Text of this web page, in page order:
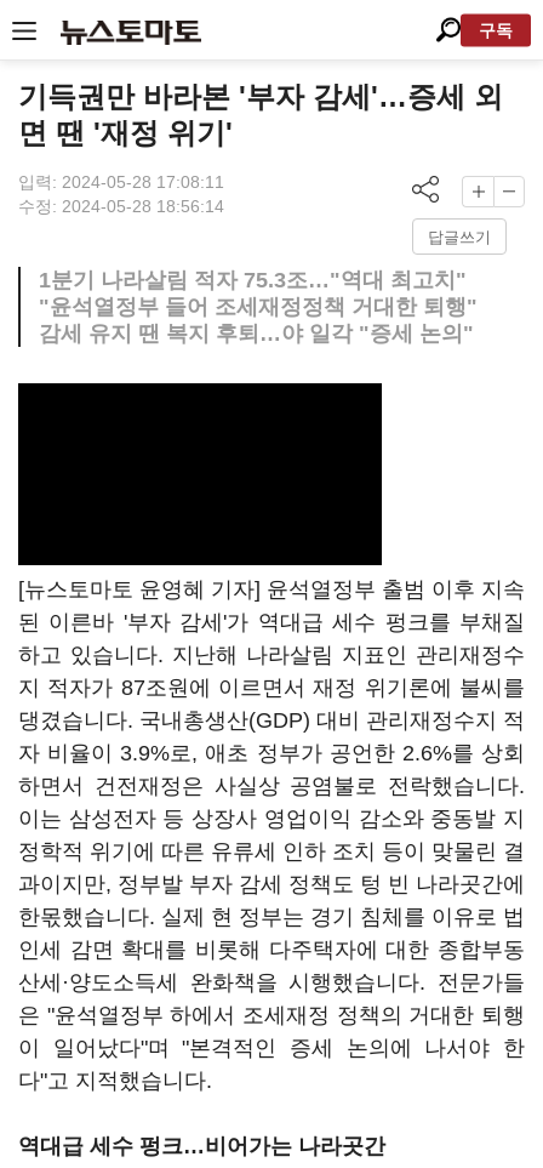
구독
기득권만 바라본 '부자 감세'…증세 외
면 땐 '재정 위기'
입력: 2024-05-28 17:08:11
수정: 2024-05-28 18:56:14
답글쓰기
1분기 나라살림 적자 75.3조…"역대 최고치"
"윤석열정부 들어 조세재정정책 거대한 퇴행"
감세 유지 땐 복지 후퇴…야 일각 "증세 논의"
[뉴스토마토 윤영혜 기자] 윤석열정부 출범 이후 지속
된 이른바 '부자 감세'가 역대급 세수 펑크를 부채질
하고 있습니다. 지난해 나라살림 지표인 관리재정수
지 적자가 87조원에 이르면서 재정 위기론에 불씨를
댕겼습니다. 국내총생산(GDP) 대비 관리재정수지 적
자 비율이 3.9%로, 애초 정부가 공언한 2.6%를 상회
하면서 건전재정은 사실상 공염불로 전락했습니다.
이는 삼성전자 등 상장사 영업이익 감소와 중동발 지
정학적 위기에 따른 유류세 인하 조치 등이 맞물린 결
과이지만, 정부발 부자 감세 정책도 텅 빈 나라곳간에
한몫했습니다. 실제 현 정부는 경기 침체를 이유로 법
인세 감면 확대를 비롯해 다주택자에 대한 종합부동
산세 ·양도소득세 완화책을 시행했습니다. 전문가들
은 "윤석열정부 하에서 조세재정 정책의 거대한 퇴행
이 일어났다"며 "본격적인 증세 논의에 나서야 한
다"고 지적했습니다.
역대급 세수 펑크…비어가는 나라곳간